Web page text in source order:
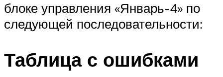
блоке управления «Январь-4» по
следующей последовательности:
Таблица с ошибками